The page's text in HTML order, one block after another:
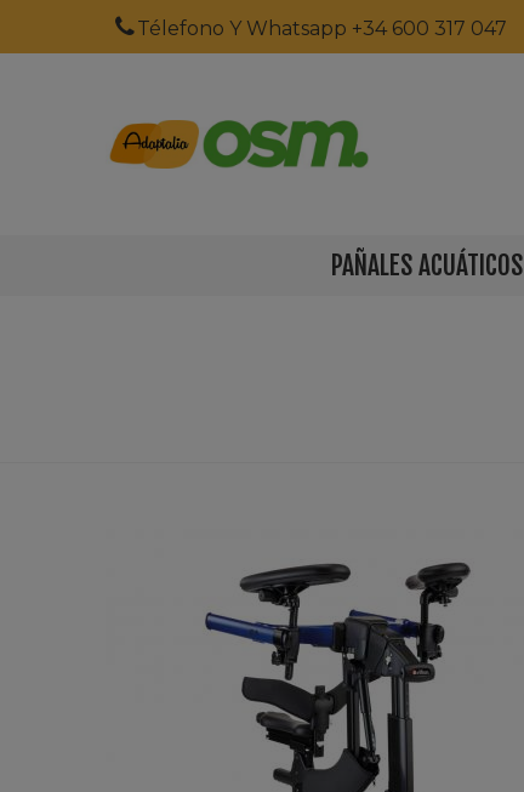
Télefono Y Whatsapp +34 600 317 047
PAÑALES ACUÁTICOS